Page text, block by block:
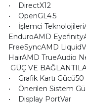
• DirectX12
• OpenGL4.5
• İşlemci
EnduroAMD
FreeSyncAMD
HairAMD TrueAudio
GÜÇ VE
• Grafik Kartı Gücü50
• Önerilen Sistem
• Display PortVar